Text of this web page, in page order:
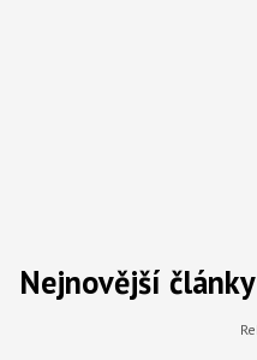
Nejnovější články